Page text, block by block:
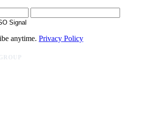
Signal
anytime. Privacy Policy